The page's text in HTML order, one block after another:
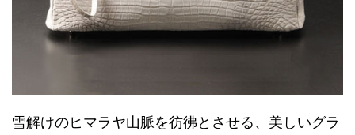
雪解けのヒマラヤ山脈を彷彿とさせる、美しいグラ